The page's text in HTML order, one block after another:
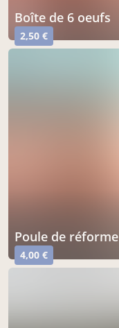
boîte de 6 oeufs
2,50 €
poule de réforme
4,00 €